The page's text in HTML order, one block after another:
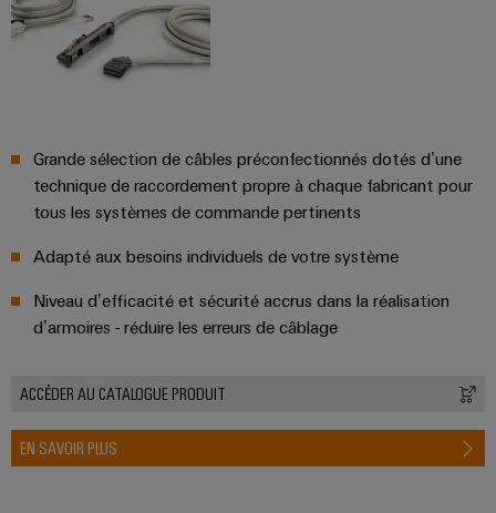
distribution
d'assemblage
Rails
de
raccordement
équipés
Boîtiers
et
Assemblage
Grande sélection de câbles préconfectionnés dotés d’une
technique de raccordement propre à chaque fabricant pour
tous les systèmes de commande pertinents
Adapté aux besoins individuels de votre système
Niveau d’efficacité et sécurité accrus dans la réalisation
d’armoires - réduire les erreurs de câblage
ACCÉDER AU CATALOGUE PRODUIT
EN SAVOIR PLUS